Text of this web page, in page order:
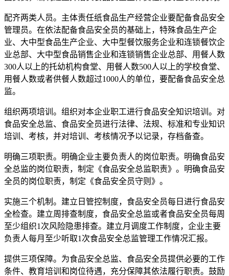
配齐两类人员。主体责任纸食品生产经营企业要配备食品安全
管理员。在依法配备食品安全员的基础上，特殊食品生产企
业、大中型食品生产企业、大中型餐饮服务企业和连锁餐饮企
业总部、大中型食品销售企业和连锁销售企业总部、用餐人数
300人以上的托幼机构食堂、用餐人数500人以上的学校食堂、
用餐人数或者供餐人数超过1000人的单位，要配备食品安全总
监。
组织两项培训。组织对本企业职工进行食品安全知识培训。对
食品安全总监、食品安全员进行法律、法规、标准和专业知识
培训、考核，并对培训、考核情况予以记录，存档备查。
明确三项职责。明确企业主要负责人的岗位职责。明确食品安
全总监的岗位职责，制定《食品安全总监职责》。明确食品安
全员的岗位职责，制定《食品安全员守则》。
实施三个机制。建立日管控制度，食品安全员每日进行食品安
全检查。建立周排查制度，食品安全总监或者食品安全员每周
至少组织1次风险隐患排查。建立月调度工作制度，企业主要
负责人每月至少听取1次食品安全总监管理工作情况汇报。
提供三项保障。为食品安全总监、食品安全员提供必要的工作
条件、教育培训和岗位待遇，充分保障其依法履行职责。鼓励